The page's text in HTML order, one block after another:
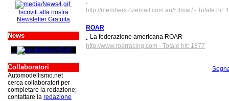
Iscriviti alla nostra
Newsletter Gratuita
News
Collaboratori
Automodellismo.net
cerca collaboratori per
completare la redazione;
contattare la redazione
http://members.ozemail.com.au/~ifmar/ - Totale hit:
ROAR
La federazione americana ROAR
http://www.roarracing.com - Totale hit: 1877